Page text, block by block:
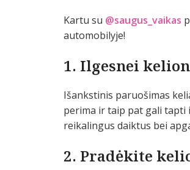
Kartu su @saugus_vaikas
automobilyje!
1. Ilgesnei
Išankstinis paruošimas
perima ir taip pat gali tapti
reikalingus daiktus bei
2. Pradėkite